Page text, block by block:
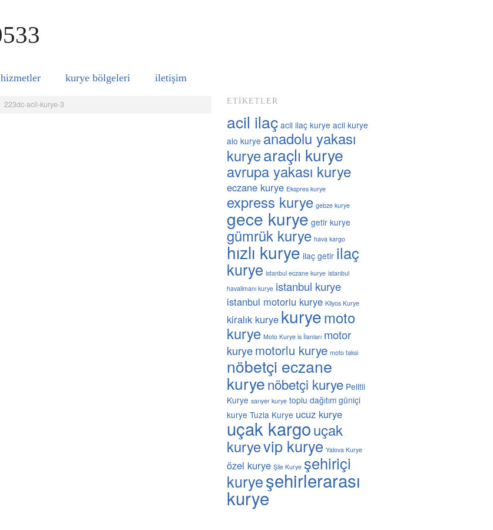
hizmetler kurye bölgeleri i̇letişim
223dc-acil-kurye-3 ETIKETLER
acil ilaç acil ilaç kurye acil kurye
alo kurye anadolu yakası
kuryearaçlı kurye
avrupa yakası kurye
eczane kurye Ekspres kurye
express kurye gebze kurye
gece kurye getir kurye
gümrük kurye hava kargo
hızlı kurye ilaç getir ilaç
kurye istanbul eczane kurye istanbul
havalimanı kurye istanbul kurye
istanbul motorlu kurye Kilyos Kurye
kiralık kurye kuryemoto
kurye Moto Kurye is İlanları motor
kuryemotorlu kurye moto taksi
nöbetçi eczane
kuryenöbetçi kurye Pelitli
Kurye sarıyer kurye toplu dağıtım güniçi
kurye Tuzla Kurye ucuz kurye
uçak kargouçak
kuryevip kurye Yalova Kurye
özel kurye Şile Kurye şehiriçi
kuryeşehirlerarası
kurye